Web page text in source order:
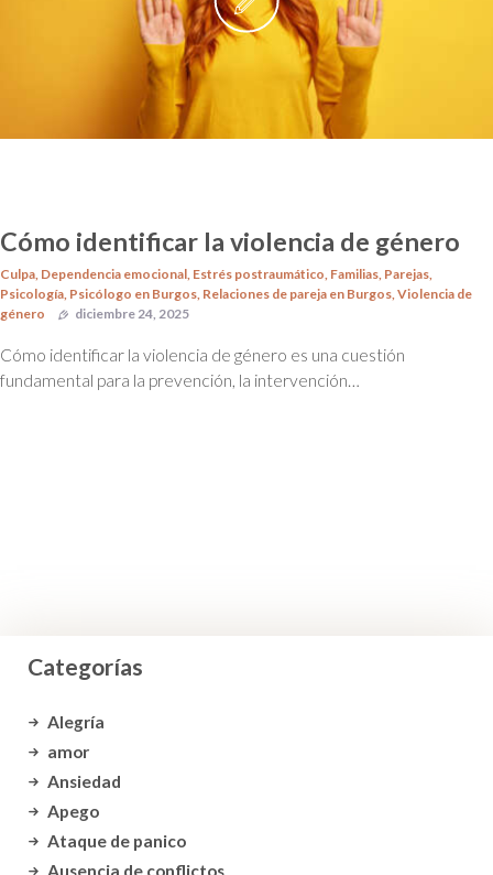
Cómo identificar la violencia de género
Culpa, Dependencia emocional, Estrés postraumático, Familias, Parejas,
Psicología, Psicólogo en Burgos, Relaciones de pareja en Burgos,Violencia de
género
diciembre 24, 2025
Cómo identificar la violencia de género es una cuestión
fundamental para la prevención, la intervención…
Categorías
Alegría
amor
Ansiedad
Apego
Ataque de panico
Ausencia de conflictos